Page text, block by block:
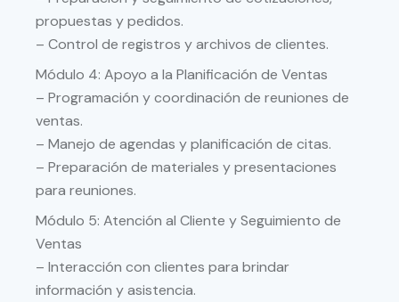
propuestas y pedidos.
– Control de registros y archivos de clientes.
Módulo 4: Apoyo a la Planificación de Ventas
– Programación y coordinación de reuniones de
ventas.
– Manejo de agendas y planificación de citas.
– Preparación de materiales y presentaciones
para reuniones.
Módulo 5: Atención al Cliente y Seguimiento de
Ventas
– Interacción con clientes para brindar
información y asistencia.